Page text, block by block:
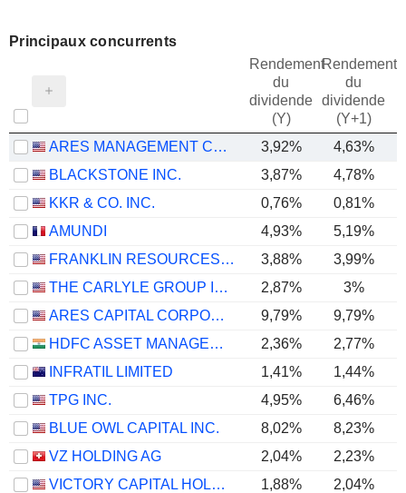
Principaux concurrents
Rendement
du
dividende
(Y)
Rendement
du
dividende
(Y+1)
ARES MANAGEMENT CORPORATION 3,92%
4,63%
BLACKSTONE INC.
3,87% 4,78%
KKR & CO. INC.
0,76% 0,81%
AMUNDI
4,93% 5,19%
FRANKLIN RESOURCES, INC.
3,88% 3,99%
THE CARLYLE GROUP INC.
2,87% 3%
ARES CAPITAL CORPORATION
9,79% 9,79%
HDFC ASSET MANAGEMENT COMPANY LIMITED
2,36% 2,77%
INFRATIL LIMITED
1,41% 1,44%
TPG INC.
4,95% 6,46%
BLUE OWL CAPITAL INC.
8,02% 8,23%
VZ HOLDING AG
2,04%
2,23%
VICTORY CAPITAL HOLDINGS, INC.
1,88%
2,04%